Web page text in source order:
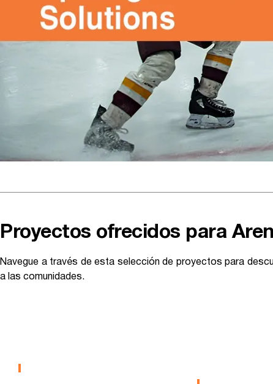
Proyectos ofrecidos para
Navegue a través de esta selección de proyectos para
a las comunidades.